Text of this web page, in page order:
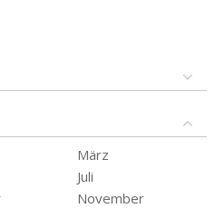
März
Juli
November